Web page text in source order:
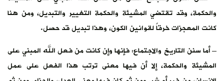
والحكمة، وقد تقتضي المشيئة والحكمة التغيير والتبديل، ومن هنا
كانت المعجزات خرقاً لقوانين الكون، وهذا تبديل قد حصل.
– أما سنن التاريخ والاجتماع: فإنها وإن كانت من فعل الله المبني على
المشيئة والحكمة، إلا أن فيها معنى ترتب هذا الفعل على عمل